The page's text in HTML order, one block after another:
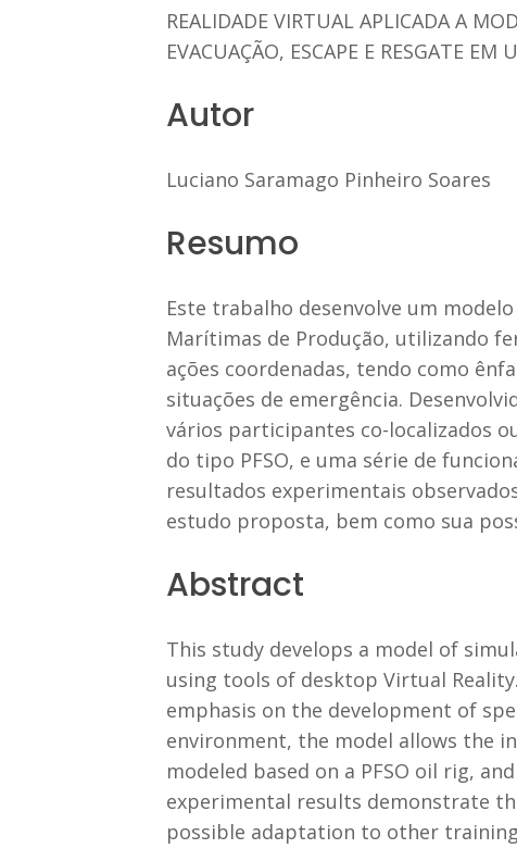
REALIDADE VIRTUAL APLICADA A
EVACUAÇÃO, ESCAPE E RESGATE
Autor
Luciano Saramago Pinheiro Soares
Resumo
Este trabalho desenvolve um
Marítimas de Produção, utilizando
ações coordenadas, tendo como
situações de emergência.
vários participantes co-localizados
do tipo PFSO, e uma série de
resultados experimentais
estudo proposta, bem como sua
Abstract
This study develops a model of
using tools of desktop Virtual
emphasis on the development of
environment, the model allows the
modeled based on a PFSO oil rig,
experimental results demonstrate
possible adaptation to other